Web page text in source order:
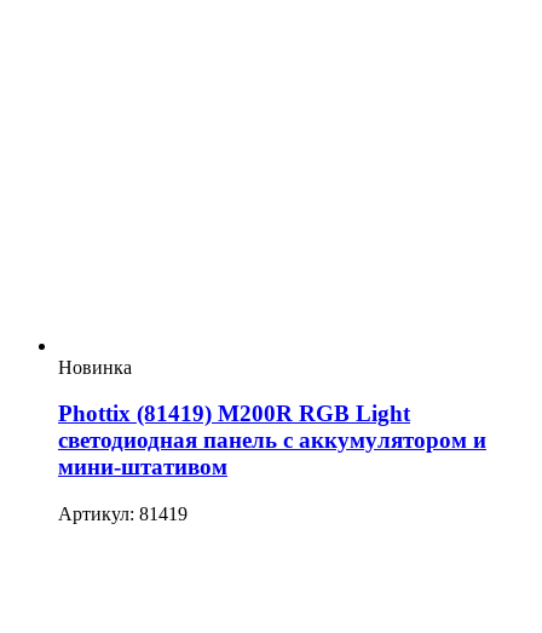
Новинка
Phottix (81419) M200R RGB Light
светодиодная панель с аккумулятором и
мини-штативом
Артикул: 81419